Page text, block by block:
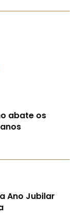
abate os
Ano Jubilar